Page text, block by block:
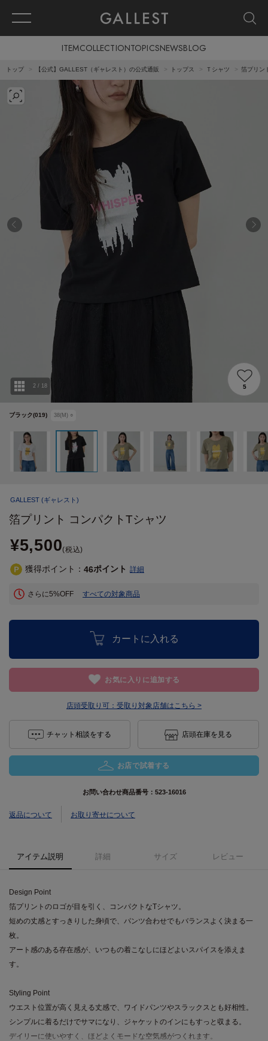
ITEMCOLLECTIONTOPICSNEWSBLOG
トップ 【公式】GALLEST（ギャレスト）の公式通販 トップス Ｔシャツ 箔プリン
ブラック(019) 38(M) ○
2 / 18 5
GALLEST (ギャレスト)
箔プリント コンパクトTシャツ
¥5,500(税込)
獲得ポイント： 46ポイント 詳細
さらに5%OFF すべての対象商品
カートに入れる
お気に入りに追加する
店頭受取り可： 受取り対象店舗はこちら >
チャット相談をする 店頭在庫を見る
お店で試着する
お問い合わせ商品番号： 523-16016
返品について お取り寄せについて
アイテム説明 詳細 サイズ レビュー
Design Point
箔プリントのロゴが目を引く、コンパクトなTシャツ。
短めの丈感とすっきりした身頃で、パンツ合わせでもバランスよく決まる一
枚。
アート感のある存在感が、いつもの着こなしにほどよいスパイスを添えま
す。
Styling Point
ウエスト位置が高く見える丈感で、ワイドパンツやスラックスとも好相性。
シンプルに着るだけでサマになり、ジャケットのインにもすっと収まる。
デイリーに使いやすく、ほどよくモードな空気感がつくれます。